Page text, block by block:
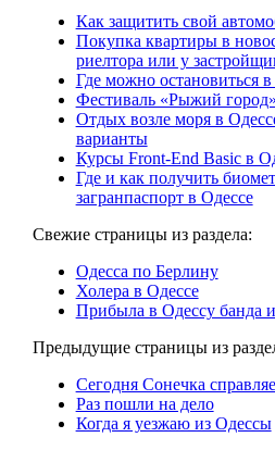
Как защитить свой
Покупка квартиры в
риелтора или у
Где можно остановиться в
Фестиваль «Рыжий
Отдых возле моря в
варианты
Курсы Front-End Basic в
Где и как получить
загранпаспорт в Одессе
Свежие страницы из раздела:
Одесса по Берлину
Холера в Одессе
Прибыла в Одессу банда
Предыдущие страницы из
Сегодня Сонечка
Раз пошли на дело
Когда я уезжаю из Одессы